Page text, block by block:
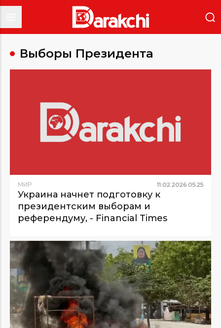
Выборы Президента
МИР 11.02.2026 05:25
Украина начнет подготовку к
президентским выборам и
референдуму, - Financial Times